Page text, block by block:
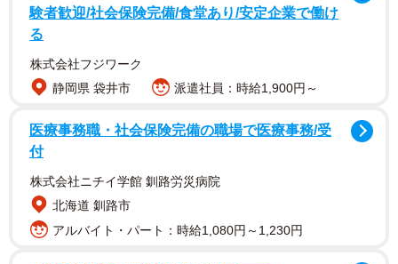
験者歓迎/社会保険完備/食堂あり/安定企業で働け
る
株式会社フジワーク
静岡県 袋井市
派遣社員：時給1,900円～
医療事務職・社会保険完備の職場で医療事務/受
付
株式会社ニチイ学館 釧路労災病院
北海道 釧路市
アルバイト・パート：時給1,080円～1,230円